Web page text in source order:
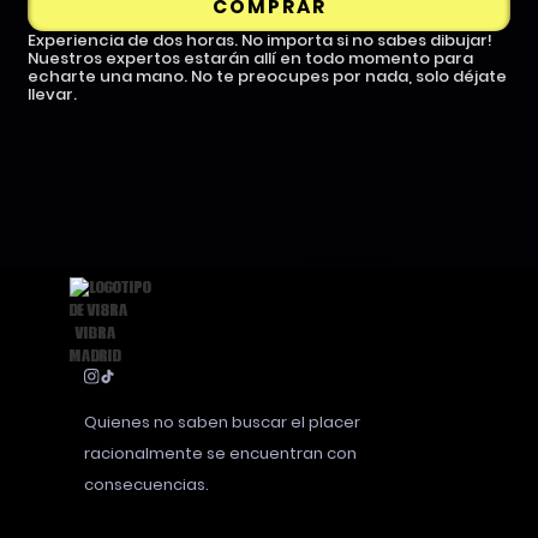
COMPRAR
Experiencia de dos horas. No importa si no sabes dibujar!
Nuestros expertos estarán allí en todo momento para
echarte una mano. No te preocupes por nada, solo déjate
llevar.
Quienes no saben buscar el placer
racionalmente se encuentran con
consecuencias.